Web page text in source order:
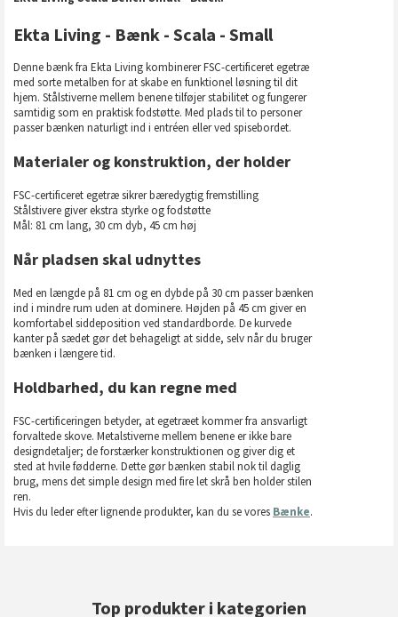
Ekta Living - Bænk - Scala - Small
Denne bænk fra Ekta Living kombinerer FSC-certificeret egetræ
med sorte metalben for at skabe en funktionel løsning til dit
hjem. Stålstiverne mellem benene tilføjer stabilitet og fungerer
samtidig som en praktisk fodstøtte. Med plads til to personer
passer bænken naturligt ind i entréen eller ved spisebordet.
Materialer og konstruktion, der holder
FSC-certificeret egetræ sikrer bæredygtig fremstilling
Stålstivere giver ekstra styrke og fodstøtte
Mål: 81 cm lang, 30 cm dyb, 45 cm høj
Når pladsen skal udnyttes
Med en længde på 81 cm og en dybde på 30 cm passer bænken
ind i mindre rum uden at dominere. Højden på 45 cm giver en
komfortabel siddeposition ved standardborde. De kurvede
kanter på sædet gør det behageligt at sidde, selv når du bruger
bænken i længere tid.
Holdbarhed, du kan regne med
FSC-certificeringen betyder, at egetræet kommer fra ansvarligt
forvaltede skove. Metalstiverne mellem benene er ikke bare
designdetaljer; de forstærker konstruktionen og giver dig et
sted at hvile fødderne. Dette gør bænken stabil nok til daglig
brug, mens det simple design med fire let skrå ben holder stilen
ren.
Hvis du leder efter lignende produkter, kan du se vores Bænke.
Top produkter i kategorien